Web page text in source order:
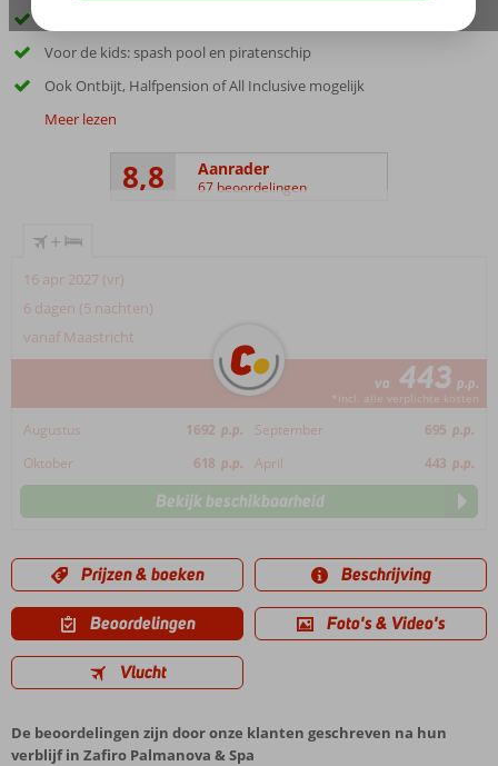
Voor de kids: spash pool en piratenschip
Ook Ontbijt, Halfpension of All Inclusive mogelijk
Meer lezen
8,8 Aanrader
67 beoordelingen
+
16 apr 2027 (vr)
6 dagen (5 nachten)
vanaf Maastricht
va 443 p.p.
*incl. alle verplichte kosten
Augustus 1692 p.p. September 695 p.p.
Oktober
618 p.p. April 443 p.p.
Bekijk beschikbaarheid
Prijzen & boeken Beschrijving
Beoordelingen Foto's & Video's
Vlucht
De beoordelingen zijn door onze klanten geschreven na hun
verblijf in Zafiro Palmanova & Spa